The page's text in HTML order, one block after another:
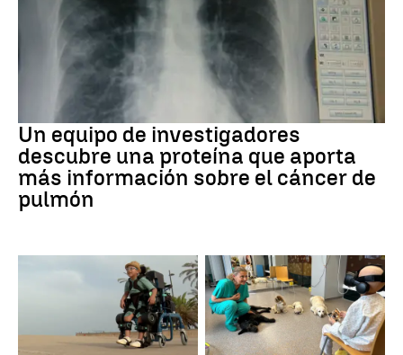
Cáncer de pulmón
Un equipo de investigadores
descubre una proteína que aporta
más información sobre el cáncer de
pulmón
DISCAPACIDAD Galicia